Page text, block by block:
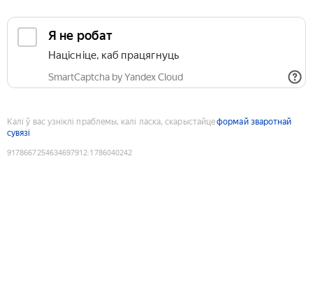
Я не робат
Націсніце, каб працягнуць
SmartCaptcha by Yandex Cloud
Калі ў вас узніклі праблемы, калі ласка, скарыстайцеформай зваротнай
сувязі
9178667254634697912:1786040242